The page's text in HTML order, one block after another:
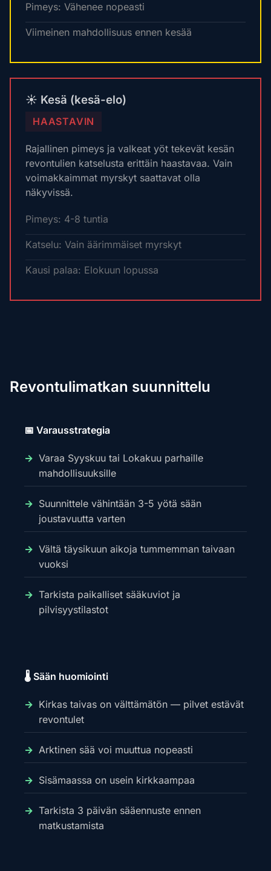
Pimeys: Vähenee nopeasti
Viimeinen mahdollisuus ennen kesää
☀️ Kesä (kesä-elo)
HAASTAVIN
Rajallinen pimeys ja valkeat yöt tekevät kesän
revontulien katselusta erittäin haastavaa. Vain
voimakkaimmat myrskyt saattavat olla
näkyvissä.
Pimeys: 4-8 tuntia
Katselu: Vain äärimmäiset myrskyt
Kausi palaa: Elokuun lopussa
Revontulimatkan suunnittelu
📅 Varausstrategia
Varaa Syyskuu tai Lokakuu parhaille
mahdollisuuksille
Suunnittele vähintään 3-5 yötä sään
joustavuutta varten
Vältä täysikuun aikoja tummemman taivaan
vuoksi
Tarkista paikalliset sääkuviot ja
pilvisyystilastot
🌡️ Sään huomiointi
Kirkas taivas on välttämätön — pilvet estävät
revontulet
Arktinen sää voi muuttua nopeasti
Sisämaassa on usein kirkkaampaa
Tarkista 3 päivän sääennuste ennen
matkustamista